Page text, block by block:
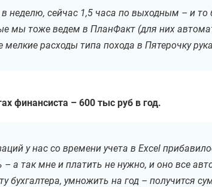
неделю, сейчас 1,5 часа по выходным – и
мы тоже ведем в ПланФакт (для них
мелкие расходы типа похода в Пятерочку
финансиста – 600 тыс руб в год.
у нас со времени учета в Excel
– а так мне и платить не нужно, и оно все
бухгалтера, умножить на год – получится